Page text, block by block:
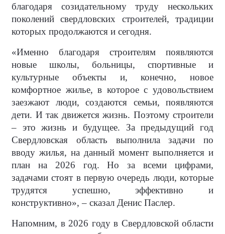
благодаря созидательному труду нескольких
поколений свердловских строителей, традиции
которых продолжаются и сегодня.
«Именно благодаря строителям появляются
новые школы, больницы, спортивные и
культурные объекты и, конечно, новое
комфортное жилье, в которое с удовольствием
заезжают люди, создаются семьи, появляются
дети. И так движется жизнь. Поэтому строители
– это жизнь и будущее. За предыдущий год
Свердловская область выполнила задачи по
вводу жилья, на данный момент выполняется и
план на 2026 год. Но за всеми цифрами,
задачами стоят в первую очередь люди, которые
трудятся успешно, эффективно и
конструктивно», – сказал Денис Паслер.
Напомним, в 2026 году в Свердловской области